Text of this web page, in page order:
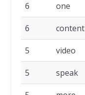
6 one
6 content
5 video
5 speak